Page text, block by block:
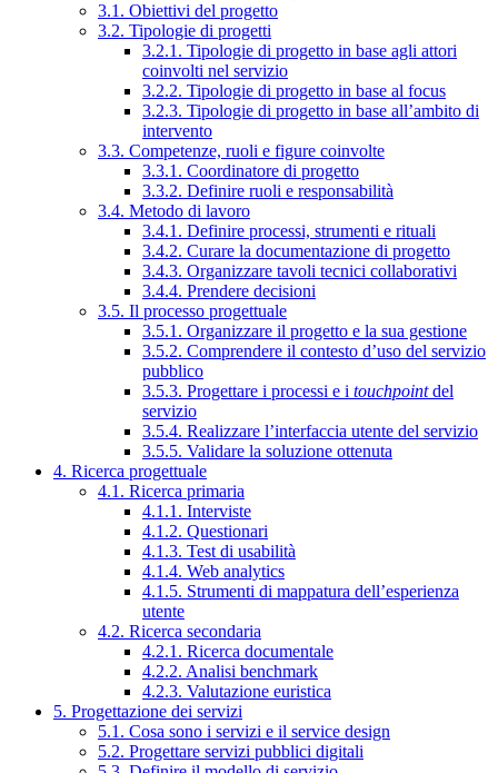
3.1. Obiettivi del progetto
3.2. Tipologie di progetti
3.2.1. Tipologie di progetto in base agli attori
coinvolti nel servizio
3.2.2. Tipologie di progetto in base al focus
3.2.3. Tipologie di progetto in base all’ambito di
intervento
3.3. Competenze, ruoli e figure coinvolte
3.3.1. Coordinatore di progetto
3.3.2. Definire ruoli e responsabilità
3.4. Metodo di lavoro
3.4.1. Definire processi, strumenti e rituali
3.4.2. Curare la documentazione di progetto
3.4.3. Organizzare tavoli tecnici collaborativi
3.4.4. Prendere decisioni
3.5. Il processo progettuale
3.5.1. Organizzare il progetto e la sua gestione
3.5.2. Comprendere il contesto d’uso del servizio
pubblico
3.5.3. Progettare i processi e i touchpointdel
servizio
3.5.4. Realizzare l’interfaccia utente del servizio
3.5.5. Validare la soluzione ottenuta
4. Ricerca progettuale
4.1. Ricerca primaria
4.1.1. Interviste
4.1.2. Questionari
4.1.3. Test di usabilità
4.1.4. Web analytics
4.1.5. Strumenti di mappatura dell’esperienza
utente
4.2. Ricerca secondaria
4.2.1. Ricerca documentale
4.2.2. Analisi benchmark
4.2.3. Valutazione euristica
5. Progettazione dei servizi
5.1. Cosa sono i servizi e il service design
5.2. Progettare servizi pubblici digitali